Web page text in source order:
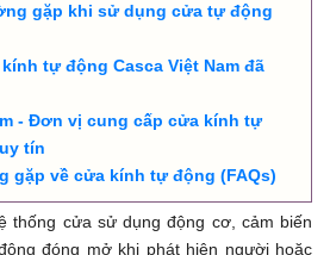
gặp khi sử dụng cửa tự động
tự động Casca Việt Nam đã
- Đơn vị cung cấp cửa kính tự
tín
gặp về cửa kính tự động (FAQs)
thống cửa sử dụng động cơ, cảm biến
đóng mở khi phát hiện người hoặc